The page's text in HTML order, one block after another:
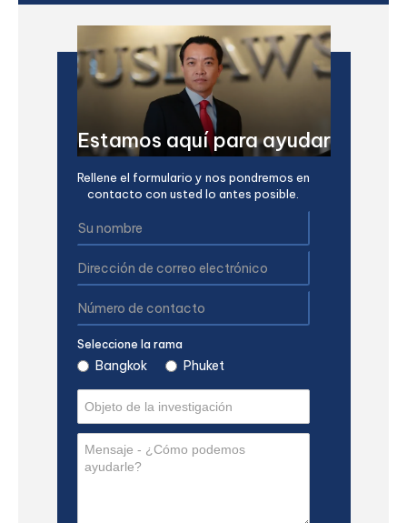
Estamos aquí para ayudar
Rellene el formulario y nos pondremos en
contacto con usted lo antes posible.
Seleccione la rama
Bangkok Phuket